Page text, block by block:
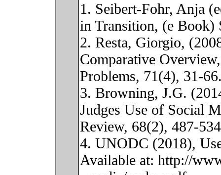
1. Seibert-Fohr, Anja
in Transition, (e Book)
2. Resta, Giorgio,
Comparative
Problems, 71(4), 31-
3. Browning, J.G.
Judges Use of Social
Review, 68(2), 487-534
4. UNODC (2018),
Available at: http://